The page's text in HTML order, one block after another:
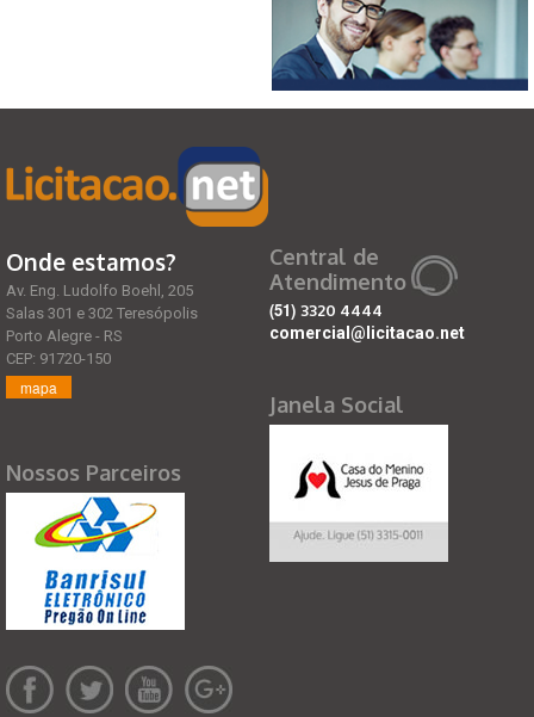
Onde estamos?
Av. Eng. Ludolfo Boehl, 205
Salas 301 e 302 Teresópolis
Porto Alegre - RS
CEP: 91720-150
mapa
Nossos Parceiros
Central de
Atendimento
(51) 3320 4444
comercial@licitacao.net
Janela Social